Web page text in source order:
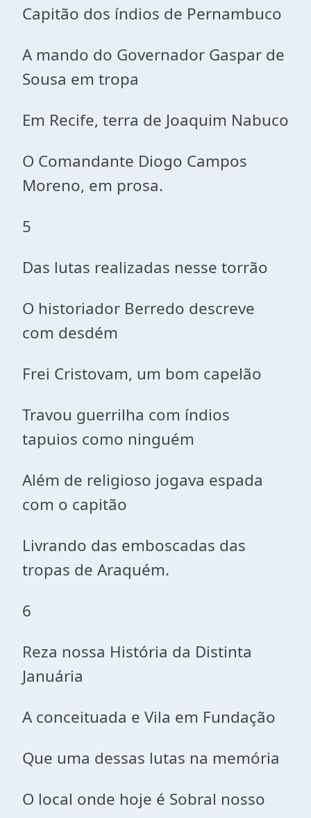
Capitão dos índios de Pernambuco
A mando do Governador Gaspar de
Sousa em tropa
Em Recife, terra de Joaquim Nabuco
O Comandante Diogo Campos
Moreno, em prosa.
5
Das lutas realizadas nesse torrão
O historiador Berredo descreve
com desdém
Frei Cristovam, um bom capelão
Travou guerrilha com índios
tapuios como ninguém
Além de religioso jogava espada
com o capitão
Livrando das emboscadas das
tropas de Araquém.
6
Reza nossa História da Distinta
Januária
A conceituada e Vila em Fundação
Que uma dessas lutas na memória
O local onde hoje é Sobral nosso